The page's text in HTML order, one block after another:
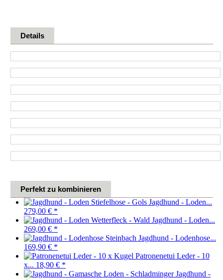
Details
Perfekt zu kombinieren
Jagdhund - Loden...
279,00 € *
Jagdhund - Loden...
269,00 € *
Jagdhund - Lodenhose...
169,90 € *
Patronenetui Leder - 10
x... 18,90 € *
Jagdhund -